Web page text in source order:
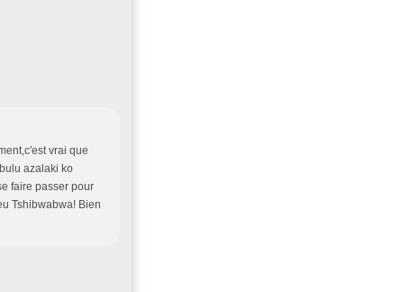
vrai que
azalaki ko
faire passer pour
Tshibwabwa! Bien